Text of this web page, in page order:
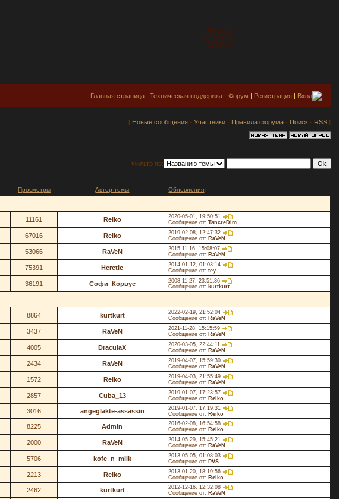
Пятница
2026-08-07
22:09:19
Главная страница |Техническая поддержка - Форум | Регистрация | Вход
[ Новые сообщения ·Участники · Правила форума · Поиск · RSS ]
Фильтр по:
Просмотры Автор темы Обновления↓
11161 Reiko
2020-05-01, 19:50:51
Сообщение от:TancreDim
67016 Reiko
2019-02-08, 12:47:32
Сообщение от: RaVeN
53066 RaVeN
2015-11-16, 15:08:07
Сообщение от: RaVeN
75391 Heretic
2014-01-12, 01:03:14
Сообщение от:tey
36191 Софи_Корвус
2008-11-27, 23:51:36
Сообщение от: kurtkurt
8864 kurtkurt
2022-02-19, 21:52:04
Сообщение от: RaVeN
3437 RaVeN
2021-11-28, 15:15:59
Сообщение от: RaVeN
4005 DraculaX
2020-03-05, 22:44:11
Сообщение от: RaVeN
2434 RaVeN
2019-04-07, 15:59:30
Сообщение от: RaVeN
1572 Reiko
2019-04-03, 21:55:49
Сообщение от: RaVeN
2857 Cuba_13
2019-01-07, 17:23:57
Сообщение от: Reiko
3016 angeglakte-assassin
2019-01-07, 17:19:31
Сообщение от: Reiko
8225 Admin
2016-02-08, 16:54:58
Сообщение от: Reiko
2000 RaVeN
2014-05-29, 15:45:21
Сообщение от: RaVeN
5706 kofe_n_milk
2013-05-05, 01:08:03
Сообщение от: PVS
2213 Reiko
2013-01-20, 18:19:56
Сообщение от: Reiko
2462 kurtkurt
2012-12-16, 12:32:08
Сообщение от: RaVeN